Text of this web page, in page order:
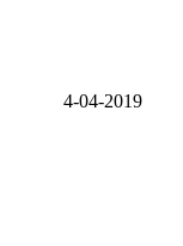
4-04-2019